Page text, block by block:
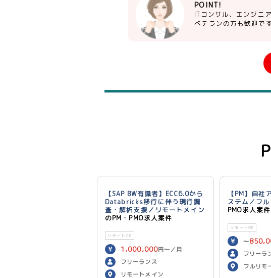
POINT!
ITコンサル、エンジニ
ベテランの方も歓迎です
【SAP BW有識者】ECC6.0から
Databricks移行に伴う現行調
査・解析支援／リモートメイン
のPM・PMO求人案件
リモートOK
1,000,000円〜／月
フリーランス
リモートメイン
【PM】自社
ステム／フ
PMO求人案件
リモートOK
〜
フリーラ
フルリモ